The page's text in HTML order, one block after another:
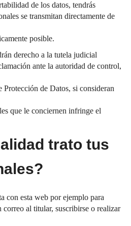
de los datos, tendrás
se transmitan directamente de
posible.
derecho a la tutela judicial
ante la autoridad de control,
Protección de Datos, si consideran
que le conciernen infringe el
trato tus
con esta web por ejemplo para
correo al titular, suscribirse o realizar